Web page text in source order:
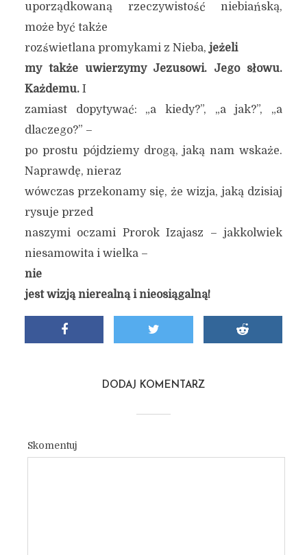
uporządkowaną rzeczywistość niebiańską,
może być także
rozświetlana promykami z Nieba, jeżeli
my także uwierzymy Jezusowi. Jego słowu.
Każdemu. I
zamiast dopytywać: „a kiedy?”, „a jak?”, „a
dlaczego?” –
po prostu pójdziemy drogą, jaką nam wskaże.
Naprawdę, nieraz
wówczas przekonamy się, że wizja, jaką dzisiaj
rysuje przed
naszymi oczami Prorok Izajasz – jakkolwiek
niesamowita i wielka –
nie
jest wizją nierealną i nieosiągalną!
DODAJ KOMENTARZ
Skomentuj